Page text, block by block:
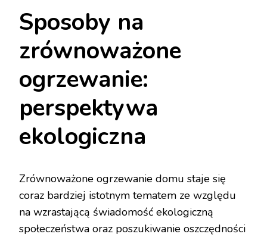
Sposoby na
zrównoważone
ogrzewanie:
perspektywa
ekologiczna
Zrównoważone ogrzewanie domu staje się
coraz bardziej istotnym tematem ze względu
na wzrastającą świadomość ekologiczną
społeczeństwa oraz poszukiwanie oszczędności